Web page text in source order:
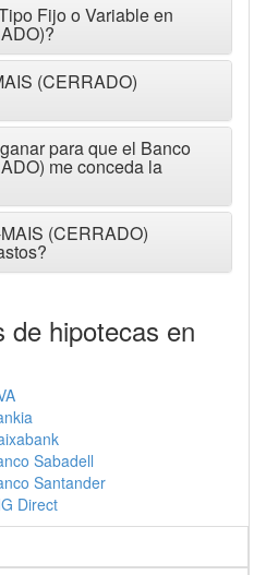
Fijo o Variable en
(CERRADO)
para que el Banco
me conceda la
(CERRADO)
de hipotecas en
Sabadell
Santander
Direct